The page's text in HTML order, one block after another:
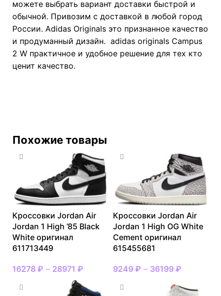
можете выбрать вариант доставки быстрой и
обычной. Привозим с доставкой в любой город
России. Adidas Originals это признанное качество
и продуманный дизайн. adidas originals Campus
2 W практичное и удобное решение для тех кто
ценит качество.
Похожие товары
Кроссовки Jordan Air
Jordan 1 High ’85 Black
White оригинал
611713449
16278 ₽ – 28971 ₽
Кроссовки Jordan Air
Jordan 1 High OG White
Cement оригинал
615455681
9249 ₽ – 36199 ₽